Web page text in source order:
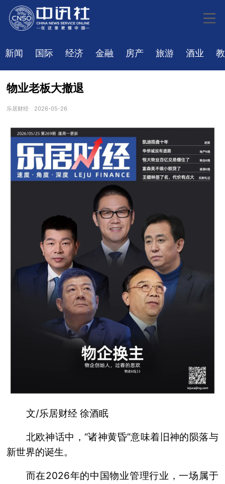
新闻 国际 经济 金融 房产 旅游 酒业
物业老板大撤退
乐居财经 2026-05-26
文/乐居财经 徐酒眠
北欧神话中，“诸神黄昏”意味着旧神的陨落与
新世界的诞生。
而在2026年的中国物业管理行业，一场属于